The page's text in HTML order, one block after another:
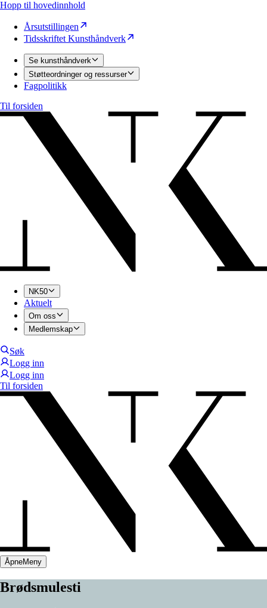
Hopp til hovedinnhold
Årsutstillingen
Tidsskriftet Kunsthåndverk
Se kunsthåndverk
Støtteordninger og ressurser
Fagpolitikk
Til forsiden
NK50
Aktuelt
Om oss
Medlemskap
Søk
Logg inn
Logg inn
Til forsiden
ÅpneMeny
Brødsmulesti